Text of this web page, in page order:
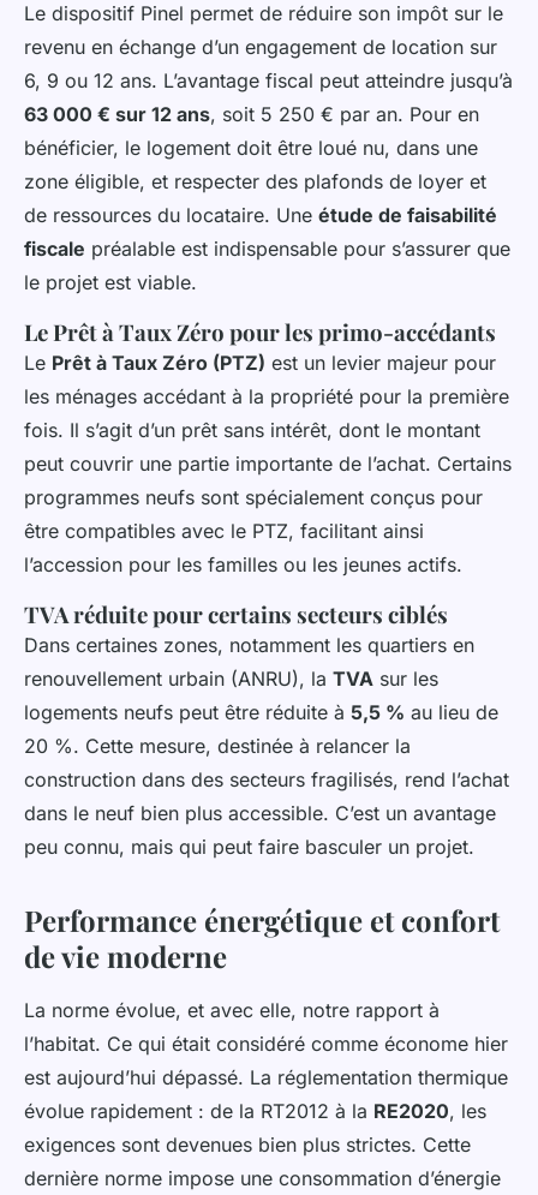
Le dispositif Pinel permet de réduire son impôt sur le
revenu en échange d’un engagement de location sur
6, 9 ou 12 ans. L’avantage fiscal peut atteindre jusqu’à
63 000 € sur 12 ans, soit 5 250 € par an. Pour en
bénéficier, le logement doit être loué nu, dans une
zone éligible, et respecter des plafonds de loyer et
de ressources du locataire. Une étude de faisabilité
fiscale préalable est indispensable pour s’assurer que
le projet est viable.
Le Prêt à Taux Zéro pour les primo-accédants
Le Prêt à Taux Zéro (PTZ) est un levier majeur pour
les ménages accédant à la propriété pour la première
fois. Il s’agit d’un prêt sans intérêt, dont le montant
peut couvrir une partie importante de l’achat. Certains
programmes neufs sont spécialement conçus pour
être compatibles avec le PTZ, facilitant ainsi
l’accession pour les familles ou les jeunes actifs.
TVA réduite pour certains secteurs ciblés
Dans certaines zones, notamment les quartiers en
renouvellement urbain (ANRU), la TVA sur les
logements neufs peut être réduite à 5,5 % au lieu de
20 %. Cette mesure, destinée à relancer la
construction dans des secteurs fragilisés, rend l’achat
dans le neuf bien plus accessible. C’est un avantage
peu connu, mais qui peut faire basculer un projet.
Performance énergétique et confort
de vie moderne
La norme évolue, et avec elle, notre rapport à
l’habitat. Ce qui était considéré comme économe hier
est aujourd’hui dépassé. La réglementation thermique
évolue rapidement : de la RT2012 à la RE2020, les
exigences sont devenues bien plus strictes. Cette
dernière norme impose une consommation d’énergie